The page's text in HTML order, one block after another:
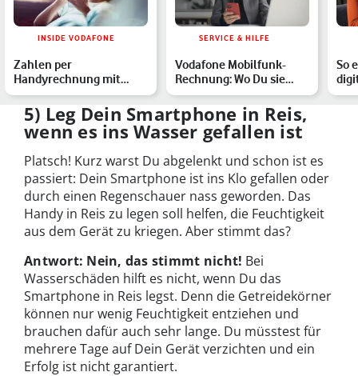
INSIDE VODAFONE
Zahlen per
Handyrechnung mit
Vodafone: Einfach und
sicher per Sma…
SERVICE & HILFE
Vodafone Mobilfunk-
Rechnung: Wo Du sie
findest und die
wichtigste…
So
mit
5) Leg Dein Smartphone in Reis,
wenn es ins Wasser gefallen ist
Platsch! Kurz warst Du abgelenkt und schon ist es
passiert: Dein Smartphone ist ins Klo gefallen oder
durch einen Regenschauer nass geworden. Das
Handy in Reis zu legen soll helfen, die Feuchtigkeit
aus dem Gerät zu kriegen. Aber stimmt das?
Antwort: Nein, das stimmt nicht! Bei
Wasserschäden hilft es nicht, wenn Du das
Smartphone in Reis legst. Denn die Getreidekörner
können nur wenig Feuchtigkeit entziehen und
brauchen dafür auch sehr lange. Du müsstest für
mehrere Tage auf Dein Gerät verzichten und ein
Erfolg ist nicht garantiert.